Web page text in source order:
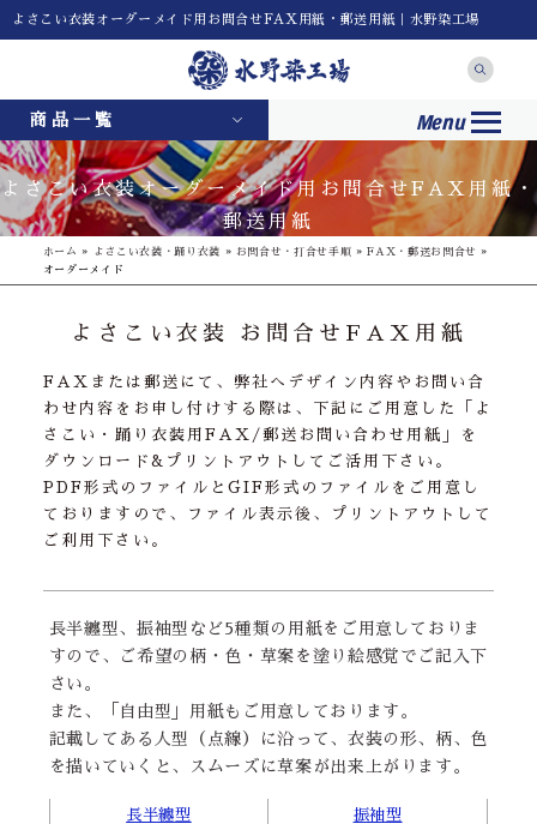
よさこい衣装オーダーメイド用お問合せFAX用紙・郵送用紙｜水野染工場
商品一覧 Menu
よさこい衣装オーダーメイド用お問合せFAX用紙・
郵送用紙
ホーム » よさこい衣装・踊り衣装 » お問合せ・打合せ手順 »FAX・郵送お問合せ »
オーダーメイド
よさこい衣装 お問合せFAX用紙
FAXまたは郵送にて、弊社へデザイン内容やお問い合
わせ内容をお申し付けする際は、下記にご用意した「よ
さこい・踊り衣装用FAX/郵送お問い合わせ用紙」を
ダウンロード&プリントアウトしてご活用下さい。
PDF形式のファイルとGIF形式のファイルをご用意し
ておりますので、ファイル表示後、プリントアウトして
ご利用下さい。
長半纏型、振袖型など5種類の用紙をご用意しておりま
すので、ご希望の柄・色・草案を塗り絵感覚でご記入下
さい。
また、「自由型」用紙もご用意しております。
記載してある人型（点線）に沿って、衣装の形、柄、色
を描いていくと、スムーズに草案が出来上がります。
長半纏型 振袖型